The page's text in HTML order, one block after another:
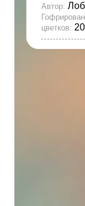
Автор:
цветков: